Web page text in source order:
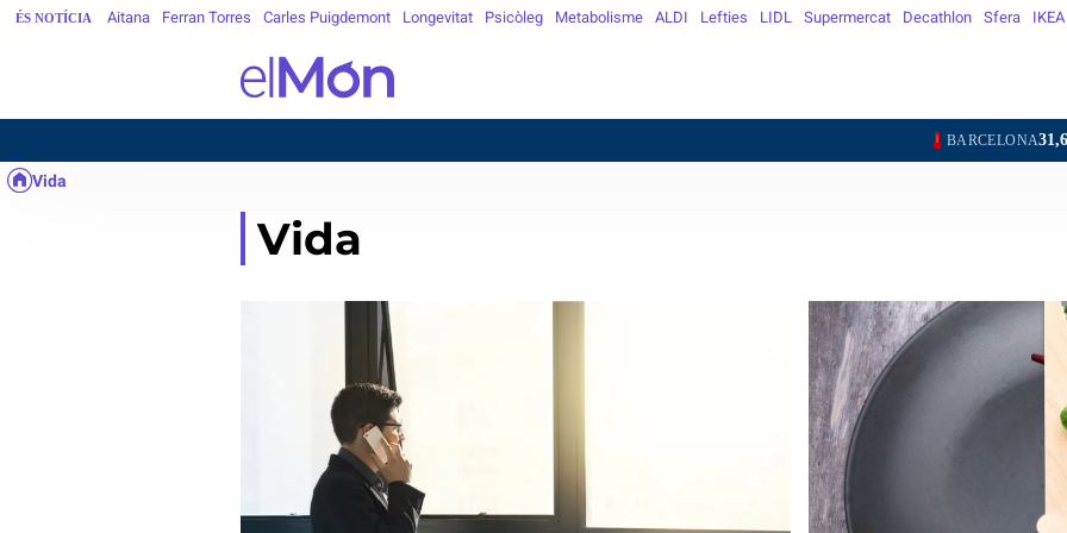
ÉS NOTÍCIA Aitana Ferran Torres Carles Puigdemont Longevitat Psicòleg Metabolisme ALDI Lefties LIDL Supermercat Decathlon Sfera IKEA
31,6°GIRONA31,5°
Vida
Vida